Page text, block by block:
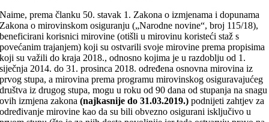
Naime, prema članku 50. stavak 1. Zakona o izmjenama i dopunama
Zakona o mirovinskom osiguranju („Narodne novine“, broj 115/18),
beneficirani korisnici mirovine (otišli u mirovinu koristeći staž s
povećanim trajanjem) koji su ostvarili svoje mirovine prema propisima
koji su važili do kraja 2018., odnosno kojima je u razdoblju od 1.
siječnja 2014. do 31. prosinca 2018. određena osnovna mirovina iz
prvog stupa, a mirovina prema programu mirovinskog osiguravajućeg
društva iz drugog stupa, mogu u roku od 90 dana od stupanja na snagu
ovih izmjena zakona(najkasnije do 31.03.2019.) podnijeti zahtjev za
određivanje mirovine kao da su bili obvezno osigurani isključivo u